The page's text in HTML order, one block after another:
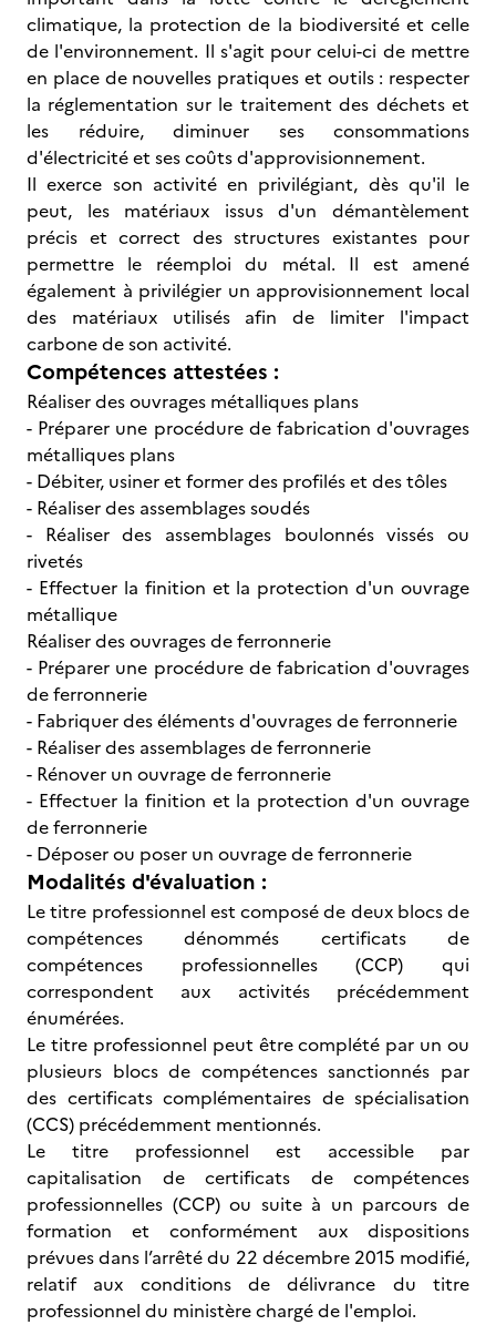
climatique, la protection de la biodiversité et celle
de l'environnement. Il s'agit pour celui-ci de mettre
en place de nouvelles pratiques et outils : respecter
la réglementation sur le traitement des déchets et
les réduire, diminuer ses consommations
d'électricité et ses coûts d'approvisionnement.
Il exerce son activité en privilégiant, dès qu'il le
peut, les matériaux issus d'un démantèlement
précis et correct des structures existantes pour
permettre le réemploi du métal. Il est amené
également à privilégier un approvisionnement local
des matériaux utilisés afin de limiter l'impact
carbone de son activité.
Compétences attestées :
Réaliser des ouvrages métalliques plans
- Préparer une procédure de fabrication d'ouvrages
métalliques plans
- Débiter, usiner et former des profilés et des tôles
- Réaliser des assemblages soudés
- Réaliser des assemblages boulonnés vissés ou
rivetés
- Effectuer la finition et la protection d'un ouvrage
métallique
Réaliser des ouvrages de ferronnerie
- Préparer une procédure de fabrication d'ouvrages
de ferronnerie
- Fabriquer des éléments d'ouvrages de ferronnerie
- Réaliser des assemblages de ferronnerie
- Rénover un ouvrage de ferronnerie
- Effectuer la finition et la protection d'un ouvrage
de ferronnerie
- Déposer ou poser un ouvrage de ferronnerie
Modalités d'évaluation :
Le titre professionnel est composé de deux blocs de
compétences dénommés certificats de
compétences professionnelles (CCP) qui
correspondent aux activités précédemment
énumérées.
Le titre professionnel peut être complété par un ou
plusieurs blocs de compétences sanctionnés par
des certificats complémentaires de spécialisation
(CCS) précédemment mentionnés.
Le titre professionnel est accessible par
capitalisation de certificats de compétences
professionnelles (CCP) ou suite à un parcours de
formation et conformément aux dispositions
prévues dans l’arrêté du 22 décembre 2015 modifié,
relatif aux conditions de délivrance du titre
professionnel du ministère chargé de l'emploi.